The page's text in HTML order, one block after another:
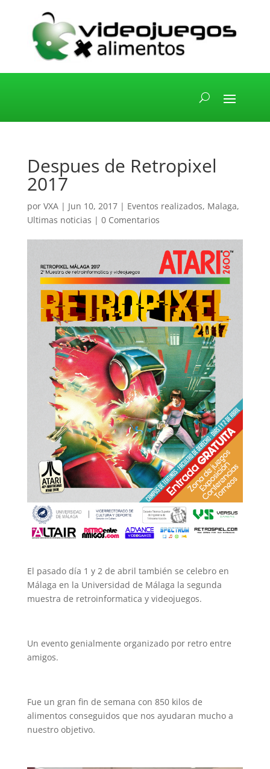
Despues de Retropixel
2017
por VXA| Jun 10, 2017| Eventos realizados, Malaga,
Ultimas noticias | 0 Comentarios
El pasado día 1 y 2 de abril también se celebro en
Málaga en la Universidad de Málaga la segunda
muestra de retroinformatica y videojuegos.
Un evento genialmente organizado por retro entre
amigos.
Fue un gran fin de semana con 850 kilos de
alimentos conseguidos que nos ayudaran mucho a
nuestro objetivo.